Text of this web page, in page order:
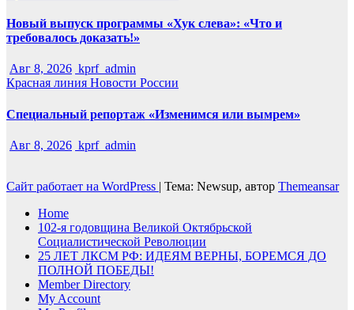
Новый выпуск программы «Хук слева»: «Что и
требовалось доказать!»
Авг 8, 2026 kprf_admin
Красная линия Новости России
Специальный репортаж «Изменимся или вымрем»
Авг 8, 2026 kprf_admin
Сайт работает на WordPress | Тема: Newsup, автор Themeansar
Home
102-я годовщина Великой Октябрьской
Социалистической Революции
25 ЛЕТ ЛКСМ РФ: ИДЕЯМ ВЕРНЫ, БОРЕМСЯ ДО
ПОЛНОЙ ПОБЕДЫ!
Member Directory
My Account